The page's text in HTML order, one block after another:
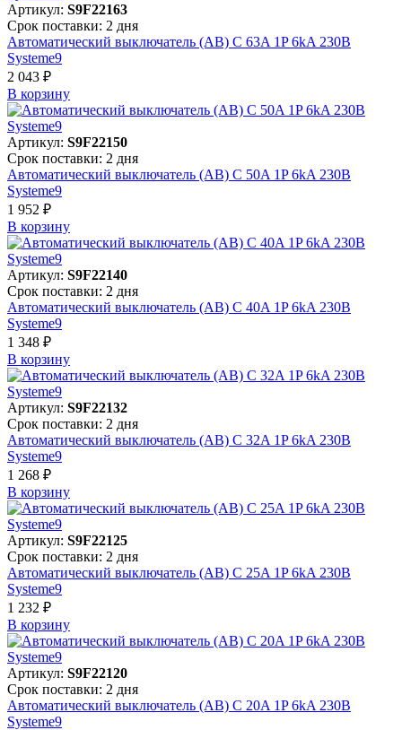
Артикул: S9F22163
Срок поставки: 2 дня
Автоматический выключатель (АВ) C 63A 1P 6kA 230В
Systeme9
2 043 ₽
В корзинy
Артикул: S9F22150
Срок поставки: 2 дня
Автоматический выключатель (АВ) C 50A 1P 6kA 230В
Systeme9
1 952 ₽
В корзинy
Артикул: S9F22140
Срок поставки: 2 дня
Автоматический выключатель (АВ) C 40A 1P 6kA 230В
Systeme9
1 348 ₽
В корзинy
Артикул: S9F22132
Срок поставки: 2 дня
Автоматический выключатель (АВ) C 32A 1P 6kA 230В
Systeme9
1 268 ₽
В корзинy
Артикул: S9F22125
Срок поставки: 2 дня
Автоматический выключатель (АВ) C 25A 1P 6kA 230В
Systeme9
1 232 ₽
В корзинy
Артикул: S9F22120
Срок поставки: 2 дня
Автоматический выключатель (АВ) C 20A 1P 6kA 230В
Systeme9